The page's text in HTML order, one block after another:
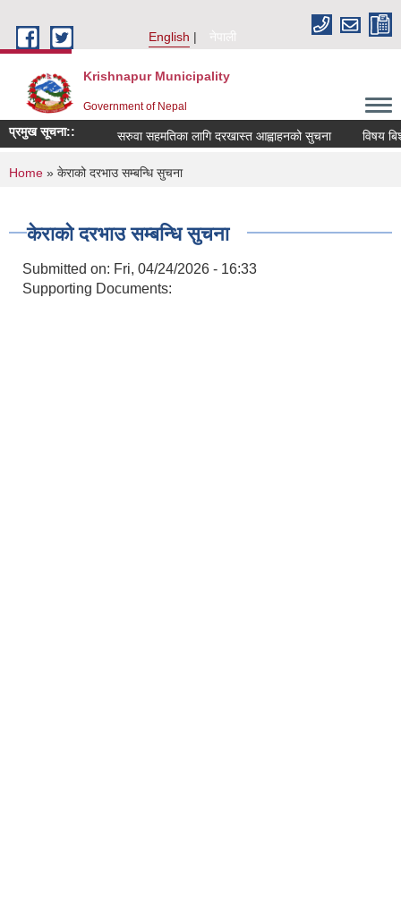
English
नेपाली
Krishnapur Municipality
Government of Nepal
प्रमुख सूचना:: सरुवा सहमतिका लागि दरखास्त आह्वाहनको सुचना विषय
You are here
Home » केराको दरभाउ सम्बन्धि सुचना
केराको दरभाउ सम्बन्धि सुचना
Submitted on: Fri, 04/24/2026 - 16:33
Supporting Documents: